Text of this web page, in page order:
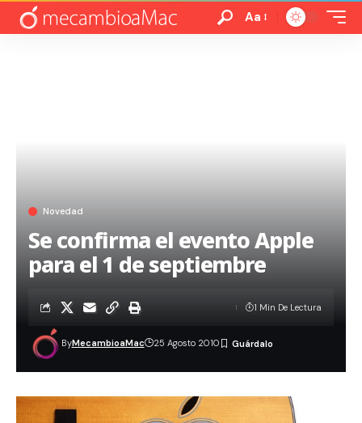
Aa
Novedad
Se confirma el evento Apple
para el 1 de septiembre
ByMecambioaMac 25 Agosto 2010
1 Min De Lectura